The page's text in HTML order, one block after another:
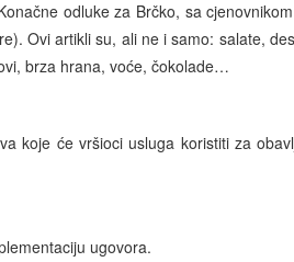
odluke za Brčko, sa
Ovi artikli su, ali ne i samo: salate,
brza hrana, voće, čokolade…
koje će vršioci usluga koristiti za
ugovora.